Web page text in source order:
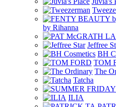
by Rihanna
Jeffree
BH
TOM
The
Tatcha
ILIA